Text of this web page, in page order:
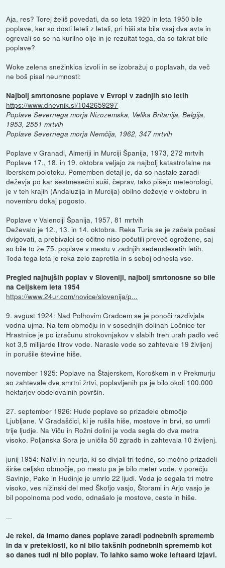
Aja, res? Torej želiš povedati, da so leta 1920 in leta 1950 bile
poplave, ker so dosti leteli z letali, pri hiši sta bila vsaj dva avta in
ogrevali so se na kurilno olje in je rezultat tega, da so takrat bile
poplave?
Woke zelena snežinkica izvoli in se izobražuj o poplavah, da več
ne boš pisal neumnosti:
Najbolj smrtonosne poplave v Evropi v zadnjih sto letih
https://www.dnevnik.si/1042659297
Poplave Severnega morja Nizozemska, Velika Britanija, Belgija,
1953, 2551 mrtvih
Poplave Severnega morja Nemčija, 1962, 347 mrtvih
Poplave v Granadi, Almeriji in Murciji Španija, 1973, 272 mrtvih
Poplave 17., 18. in 19. oktobra veljajo za najbolj katastrofalne na
Iberskem polotoku. Pomemben detajl je, da so nastale zaradi
deževja po kar šestmesečni suši, čeprav, tako pišejo meteorologi,
je v teh krajih (Andaluzija in Murcija) obilno deževje v oktobru in
novembru dokaj pogosto.
Poplave v Valenciji Španija, 1957, 81 mrtvih
Deževalo je 12., 13. in 14. oktobra. Reka Turia se je začela počasi
dvigovati, a prebivalci se očitno niso počutili preveč ogrožene, saj
so bile to že 75. poplave v mestu v zadnjih sedemdesetih letih.
Toda tega leta je reka zelo zapretila in s seboj odnesla vse.
Pregled najhujših poplav v Sloveniji, najbolj smrtonosne so bile
na Celjskem leta 1954
https://www.24ur.com/novice/slovenija/p...
9. avgust 1924: Nad Polhovim Gradcem se je ponoči razdivjala
vodna ujma. Na tem območju in v sosednjih dolinah Ločnice ter
Hrastnice je po izračunu strokovnjakov v slabih treh urah padlo več
kot 3,5 milijarde litrov vode. Narasle vode so zahtevale 19 življenj
in porušile številne hiše.
november 1925: Poplave na Štajerskem, Koroškem in v Prekmurju
so zahtevale dve smrtni žrtvi, poplavljenih pa je bilo okoli 100.000
hektarjev obdelovalnih površin.
27. september 1926: Hude poplave so prizadele območje
Ljubljane. V Gradaščici, ki je rušila hiše, mostove in brvi, so umrli
trije ljudje. Na Viču in Rožni dolini je voda segla do dva metra
visoko. Poljanska Sora je uničila 50 zgradb in zahtevala 10 življenj.
junij 1954: Nalivi in neurja, ki so divjali tri tedne, so močno prizadeli
širše celjsko območje, po mestu pa je bilo meter vode. v porečju
Savinje, Pake in Hudinje je umrlo 22 ljudi. Voda je segala tri metre
visoko, ves nižinski del med Škofjo vasjo, Štorami in Arjo vasjo je
bil popolnoma pod vodo, odnašalo je mostove, ceste in hiše.
...
Je rekel, da imamo danes poplave zaradi podnebnih sprememb
in da v preteklosti, ko ni bilo takšnih podnebnih sprememb kot
so danes tudi ni bilo poplav. To lahko samo woke leftaard izjavi.